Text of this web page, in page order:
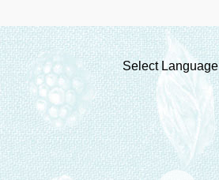
Select Language